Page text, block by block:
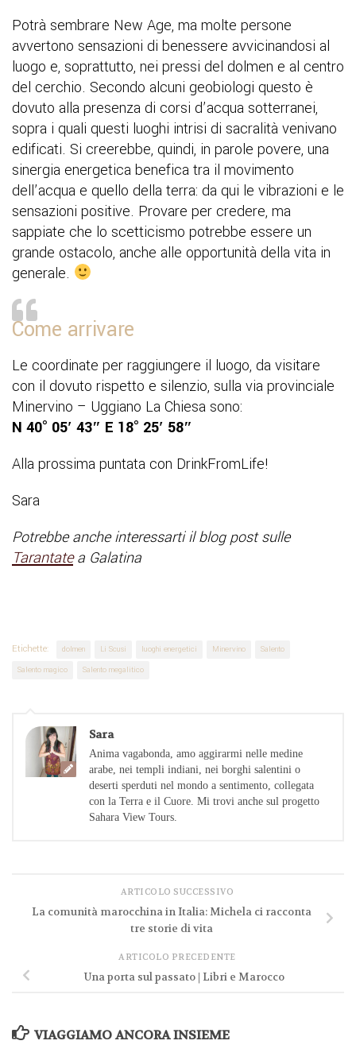
Potrà sembrare New Age, ma molte persone
avvertono sensazioni di benessere avvicinandosi al
luogo e, soprattutto, nei pressi del dolmen e al centro
del cerchio. Secondo alcuni geobiologi questo è
dovuto alla presenza di corsi d’acqua sotterranei,
sopra i quali questi luoghi intrisi di sacralità venivano
edificati. Si creerebbe, quindi, in parole povere, una
sinergia energetica benefica tra il movimento
dell’acqua e quello della terra: da qui le vibrazioni e le
sensazioni positive. Provare per credere, ma
sappiate che lo scetticismo potrebbe essere un
grande ostacolo, anche alle opportunità della vita in
generale.
Come arrivare
Le coordinate per raggiungere il luogo, da visitare
con il dovuto rispetto e silenzio, sulla via provinciale
Minervino – Uggiano La Chiesa sono:
N 40° 05′ 43″ E 18° 25′ 58″
Alla prossima puntata con DrinkFromLife!
Sara
Potrebbe anche interessarti il blog post sulle
Tarantatea Galatina
Etichette: dolmen Li Scusi luoghi energetici Minervino
Salento
Salento magico
Salento megalitico
Sara
Anima vagabonda, amo aggirarmi nelle medine
arabe, nei templi indiani, nei borghi salentini o
deserti sperduti nel mondo a sentimento, collegata
con la Terra e il Cuore. Mi trovi anche sul progetto
Sahara View Tours.
ARTICOLO SUCCESSIVO
La comunità marocchina in Italia: Michela ci racconta
tre storie di vita
ARTICOLO PRECEDENTE
Una porta sul passato | Libri e Marocco
VIAGGIAMO ANCORA INSIEME